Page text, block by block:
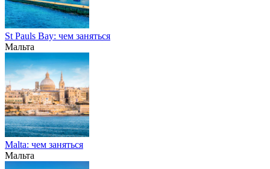
St Pauls Bay: чем заняться
Мальта
Malta: чем заняться
Мальта